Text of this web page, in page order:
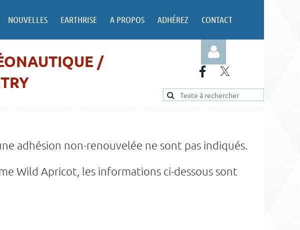
NOUVELLES EARTHRISE A PROPOS ADHÉREZ CONTACT
/
Log in
adhésion non-renouvelée ne sont pas indiqués.
Wild Apricot, les informations ci-dessous sont